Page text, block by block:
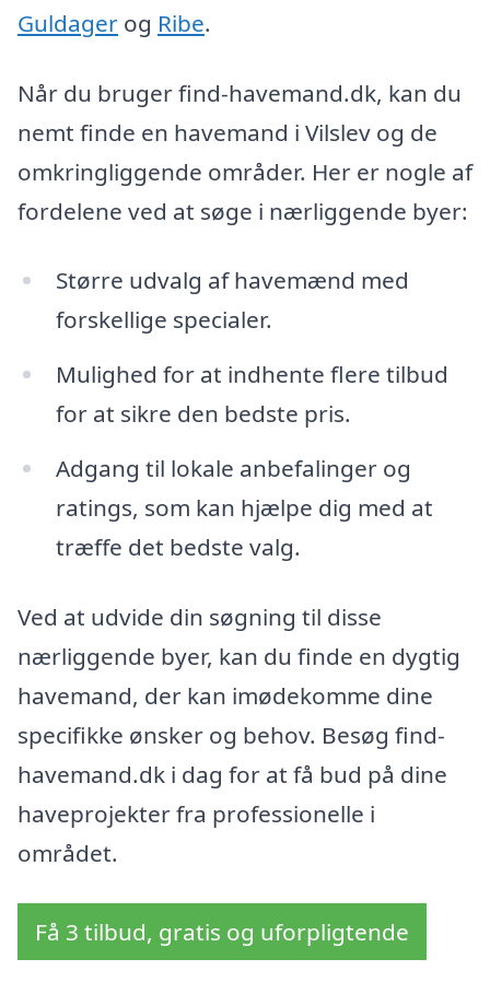
Guldager og Ribe.
Når du bruger find-havemand.dk, kan du
nemt finde en havemand i Vilslev og de
omkringliggende områder. Her er nogle af
fordelene ved at søge i nærliggende byer:
Større udvalg af havemænd med
forskellige specialer.
Mulighed for at indhente flere tilbud
for at sikre den bedste pris.
Adgang til lokale anbefalinger og
ratings, som kan hjælpe dig med at
træffe det bedste valg.
Ved at udvide din søgning til disse
nærliggende byer, kan du finde en dygtig
havemand, der kan imødekomme dine
specifikke ønsker og behov. Besøg find-
havemand.dk i dag for at få bud på dine
haveprojekter fra professionelle i
området.
Få 3 tilbud, gratis og uforpligtende